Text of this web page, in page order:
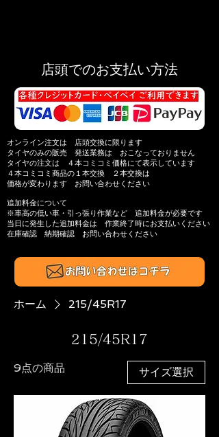
店頭でのお支払い方法
オンライン注文は 店頭交換に限ります
タイヤのみの販売 発送業務は おこなっておりません
タイヤの注文は ４本コミコミ価格にて表示しています
４本コミコミ商品の１本交換 ２本交換は
価格が変わります お問い合わせください
追加料金について
※​車高の低い車・引っ張り作業​など 追加料金が必要です
当日に発生した追加料金は 作業終了時にお支払いください
在庫確認 納期確認 お問い合わせください​
ホーム 215/45R17
215/45R17
9点の商品 サイズ選択